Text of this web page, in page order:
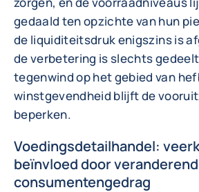
gedaald ten opzichte van hun
de liquiditeitsdruk enigszins is
de verbetering is slechts
tegenwind op het gebied van
winstgevendheid blijft de
beperken.
Voedingsdetailhandel:
beïnvloed door veranderend
consumentengedrag